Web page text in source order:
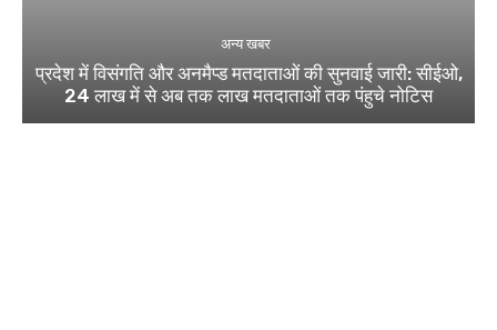
अन्य खबर
प्रदेश में विसंगति और अनमैप्ड मतदाताओं की सुनवाई जारी: सीईओ,
24 लाख में से अब तक लाख मतदाताओं तक पंहुचे नोटिस